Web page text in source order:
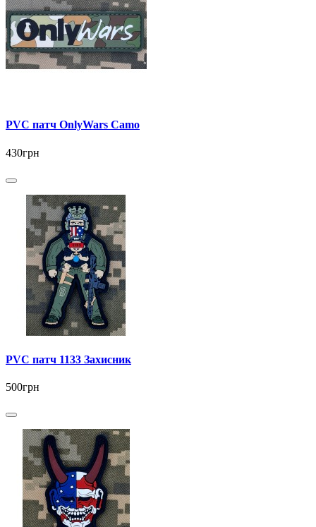
PVC патч OnlyWars Camo
430грн
PVC патч 1133 Захисник
500грн